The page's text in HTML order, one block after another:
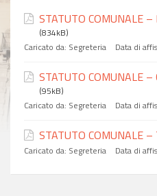
STATUTO COMUNALE
(834kB)
Caricato da: Segreteria Data di
STATUTO COMUNALE
(95kB)
Caricato da: Segreteria Data di
STATUTO COMUNALE
Caricato da: Segreteria Data di